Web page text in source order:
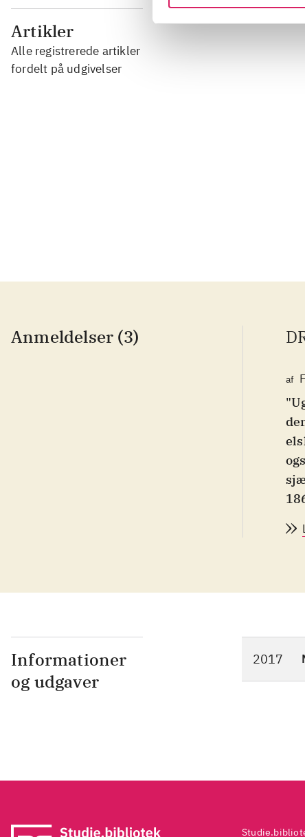
Artikler
Alle registrerede artikler
fordelt på udgivelser
...
Anmeldelser (3)
af
Informationer
og udgaver
2017